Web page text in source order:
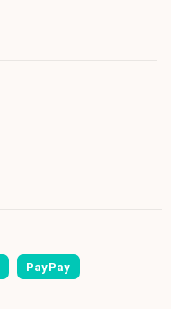
PayPay